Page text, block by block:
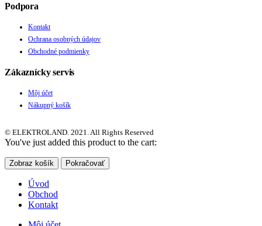
Podpora
Kontakt
Ochrana osobných údajov
Obchodné podmienky
Zákaznícky servis
Môj účet
Nákupný košík
© ELEKTROLAND. 2021. All Rights Reserved
You've just added this product to the cart:
Zobraz košík Pokračovať
Úvod
Obchod
Kontakt